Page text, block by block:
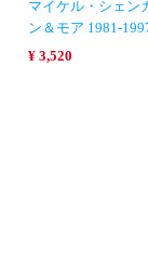
マイケル・シェ
ン＆モア 1981-
¥ 3,520